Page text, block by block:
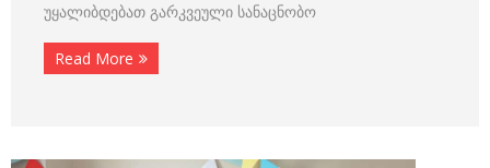
უყალიბდებათ გარკვეული სანაცნობო
Read More